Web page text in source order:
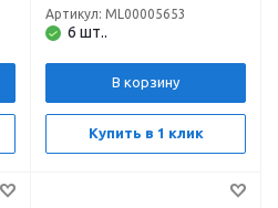
6 шт..
Артикул: ML00005653
В корзину
Купить в 1 клик